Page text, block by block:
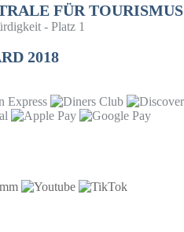
FÜR TOURISMUS
- Platz 1
2018